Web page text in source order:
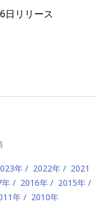
リリース
年 2022年
2021
2016年
2015年
年 2010年